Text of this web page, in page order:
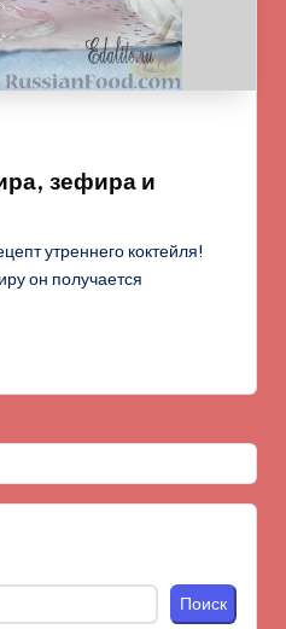
зефира и
утреннего коктейля!
он получается
Поиск